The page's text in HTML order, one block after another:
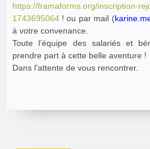
https://framaforms.org/inscription-
1743695064
! ou par mail (
à votre convenance.
Toute l’équipe des salariés et
prendre part à cette belle aventure !
Dans l’attente de vous rencontrer.